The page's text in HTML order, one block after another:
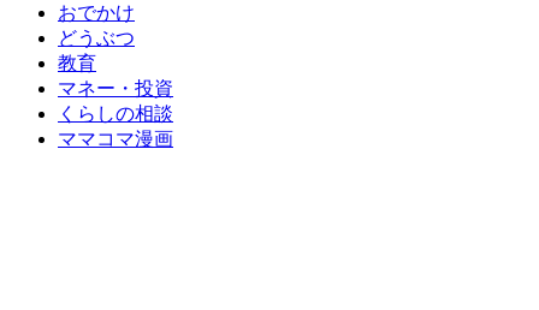
おでかけ
どうぶつ
教育
マネー・投資
くらしの相談
ママコマ漫画